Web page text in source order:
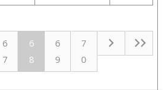
6
7
6
8
6
9
7
0